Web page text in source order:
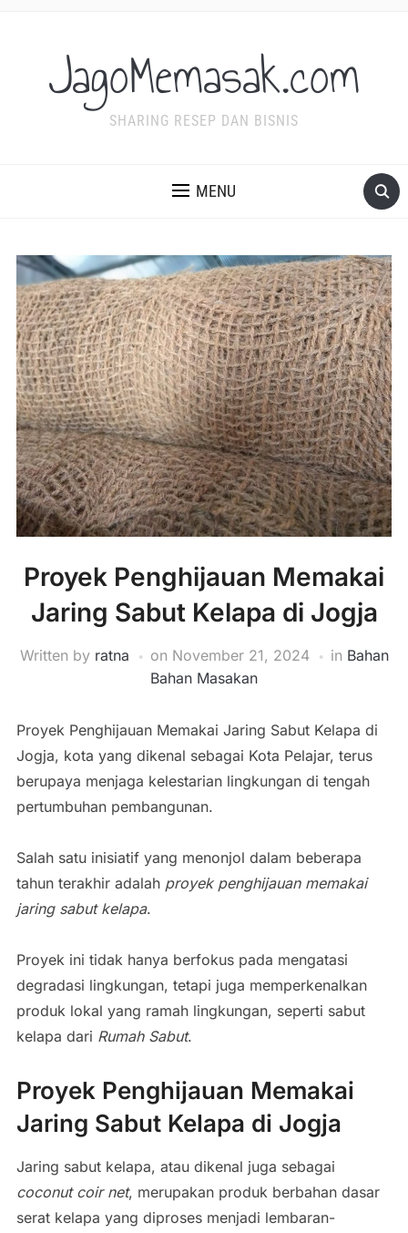
JagoMemasak.com
SHARING RESEP DAN BISNIS
MENU
Proyek Penghijauan Memakai
Jaring Sabut Kelapa di Jogja
Written by ratna on November 21, 2024 in Bahan
Bahan Masakan
Proyek Penghijauan Memakai Jaring Sabut Kelapa di
Jogja, kota yang dikenal sebagai Kota Pelajar, terus
berupaya menjaga kelestarian lingkungan di tengah
pertumbuhan pembangunan.
Salah satu inisiatif yang menonjol dalam beberapa
tahun terakhir adalah proyek penghijauan memakai
jaring sabut kelapa.
Proyek ini tidak hanya berfokus pada mengatasi
degradasi lingkungan, tetapi juga memperkenalkan
produk lokal yang ramah lingkungan, seperti sabut
kelapa dari Rumah Sabut.
Proyek Penghijauan Memakai
Jaring Sabut Kelapa di Jogja
Jaring sabut kelapa, atau dikenal juga sebagai
coconut coir net, merupakan produk berbahan dasar
serat kelapa yang diproses menjadi lembaran-